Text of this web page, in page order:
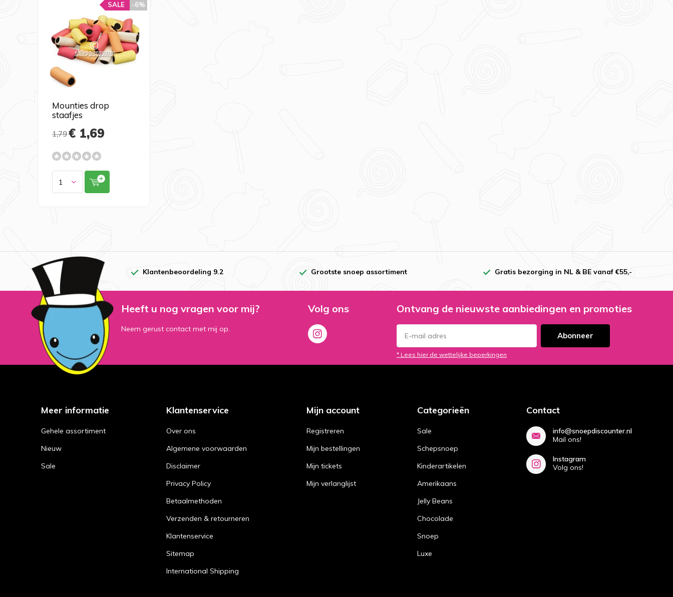
Mounties drop
staafjes
-6%
SALE
1,79€ 1,69
Klantenbeoordeling 9.2 Grootste snoep assortiment Gratis bezorging in NL & BE vanaf €55,-
Heeft u nog vragen voor mij?
Neem gerust contact met mij op.
Volg ons Ontvang de nieuwste aanbiedingen en promoties
Abonneer
* Lees hier de wettelijke beperkingen
Meer informatie
Gehele assortiment
Nieuw
Sale
Klantenservice
Over ons
Algemene voorwaarden
Disclaimer
Privacy Policy
Betaalmethoden
Verzenden & retourneren
Klantenservice
Sitemap
International Shipping
Mijn account
Registreren
Mijn bestellingen
Mijn tickets
Mijn verlanglijst
Categorieën
Sale
Schepsnoep
Kinderartikelen
Amerikaans
Jelly Beans
Chocolade
Snoep
Luxe
Contact
info@snoepdiscounter.nl
Mail ons!
Instagram
Volg ons!